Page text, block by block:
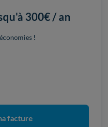
300€ / an
!
facture